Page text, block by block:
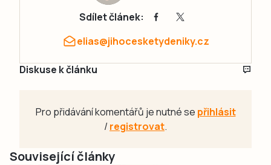
Sdílet článek:
elias@jihocesketydeniky.cz
Diskuse k článku
Pro přidávání komentářů je nutné se přihlásit
/registrovat.
Související články